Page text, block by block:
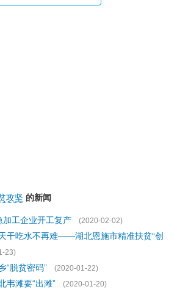
攻坚 的新闻
工企业开工复产
(2020-02-02)
干吃水不再难——湖北恩施市精准扶贫“创
23)
“脱贫密码”
(2020-01-22)
韦滩要“出滩” (2020-01-20)